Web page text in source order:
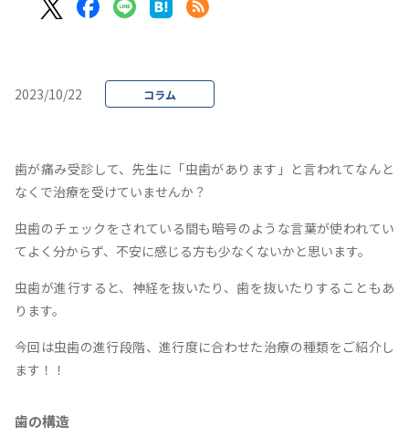
2023/10/22 コラム
歯が痛み受診して、先生に「虫歯があります」と言われてなんと
なくで治療を受けていませんか？
虫歯のチェックをされている間も暗号のような言葉が使われてい
てよく分からず、不安に感じる方も少なくないかと思います。
虫歯が進行すると、神経を抜いたり、歯を抜いたりすることもあ
ります。
今回は虫歯の進行段階、進行度に合わせた治療の種類をご紹介し
ます！！
歯の構造